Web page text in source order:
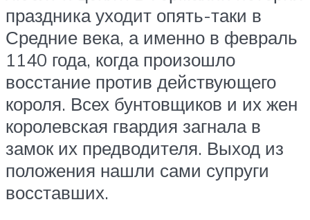
праздника уходит опять-таки в
Средние века, а именно в февраль
1140 года, когда произошло
восстание против действующего
короля. Всех бунтовщиков и их жен
королевская гвардия загнала в
замок их предводителя. Выход из
положения нашли сами супруги
восставших.